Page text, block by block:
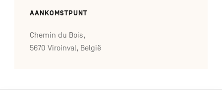
AANKOMSTPUNT
Chemin du Bois,
5670 Viroinval, België